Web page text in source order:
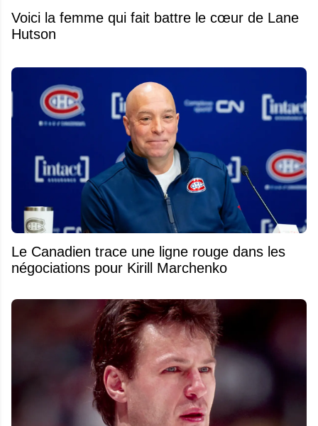
Voici la femme qui fait battre le cœur de Lane
Hutson
Le Canadien trace une ligne rouge dans les
négociations pour Kirill Marchenko